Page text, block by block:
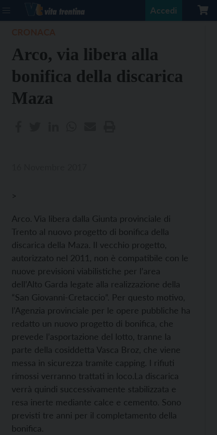
Accedi
Arco, via libera alla
bonifica della discarica
Maza
>
Arco. Via libera dalla Giunta provinciale di
Trento al nuovo progetto di bonifica della
discarica della Maza. Il vecchio progetto,
autorizzato nel 2011, non è compatibile con le
nuove previsioni viabilistiche per l’area
dell’Alto Garda legate alla realizzazione della
“San Giovanni-Cretaccio”. Per questo motivo,
l’Agenzia provinciale per le opere pubbliche ha
redatto un nuovo progetto di bonifica, che
prevede l’asportazione del lotto, tranne la
parte della cosiddetta Vasca Broz, che viene
messa in sicurezza tramite capping. I rifiuti
rimossi verranno trattati in loco.La discarica
verrà quindi successivamente stabilizzata e
resa inerte mediante calce e cemento. Sono
previsti tre anni per il completamento della
bonifica.